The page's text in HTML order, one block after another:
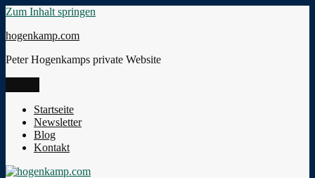
Zum Inhalt springen
hogenkamp.com
Peter Hogenkamps private Website
Startseite
Newsletter
Blog
Kontakt